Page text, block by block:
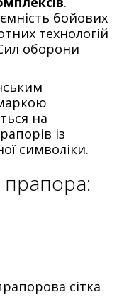
бойових
технологій
оборони
на
із
символіки.
прапора:
сітка